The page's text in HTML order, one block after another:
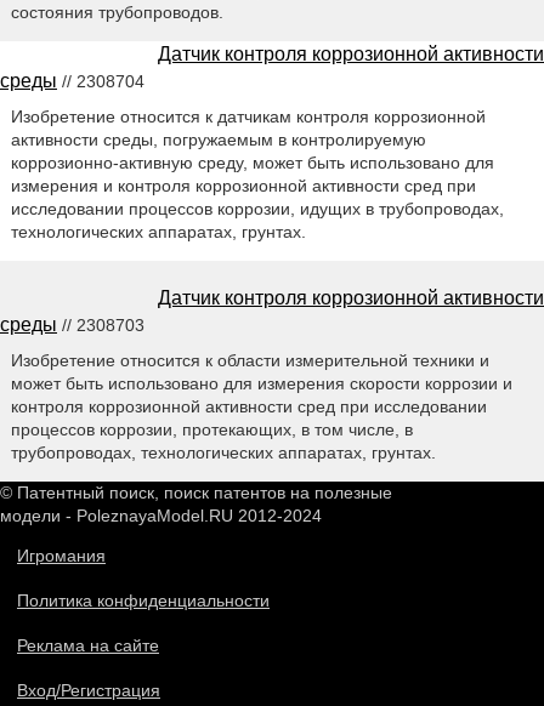
состояния трубопроводов.
Датчик контроля коррозионной активности
среды // 2308704
Изобретение относится к датчикам контроля коррозионной
активности среды, погружаемым в контролируемую
коррозионно-активную среду, может быть использовано для
измерения и контроля коррозионной активности сред при
исследовании процессов коррозии, идущих в трубопроводах,
технологических аппаратах, грунтах.
Датчик контроля коррозионной активности
среды // 2308703
Изобретение относится к области измерительной техники и
может быть использовано для измерения скорости коррозии и
контроля коррозионной активности сред при исследовании
процессов коррозии, протекающих, в том числе, в
трубопроводах, технологических аппаратах, грунтах.
© Патентный поиск, поиск патентов на полезные
модели - PoleznayaModel.RU 2012-2024
Игромания
Политика конфиденциальности
Реклама на сайте
Вход/Регистрация